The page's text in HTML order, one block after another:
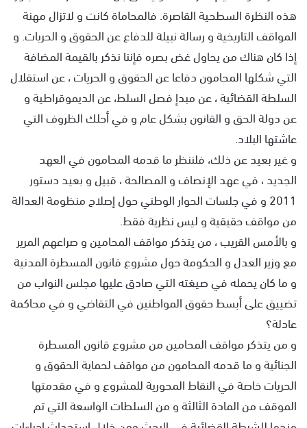
هذه النظرة السطحية القاصرة. فالمحاماة كانت و لاتزال مهنة
المواقف التاريخية و رسالة نبيلة للدفاع عن الحقوق و الحريات. و
إذا كان هناك من يحاول غض بصره فإننا نذكر بالقيمة المضافة
التي شكلها المحامون دفاعا عن الحقوق و الحريات ، عن استقلال
السلطة القضائية ، عن مبدإ فصل السلط، عن الديموقراطية و
عن دولة الحق و القانون بشكل عام و في أحلك الظروف التي
عاشتها البلاد.
و غير بعيد عن ذلك، فلننظر ما قدمه المحامون في العهد
الجديد ، في عهد الإنصاف و المصالحة ، قبيل و بعيد دستور
2011 و في جلسات الحوار الوطني حول إصلاح منظومة العدالة
من مواقف حقيقية و ليس نظرية فقط.
و بالأمس القريب ، من يتذكر مواقف المحامين و صراعهم المرير
مع وزير العدل و الحكومة حول مشروع قانون المسطرة المدنية
و ما كان يحمله في صيغته التي صادق عليها مجلس النواب من
تضييق على أبسط حقوق المواطنين في التقاضي و في محاكمة
عادلة؟
و من يتذكر مواقف المحامين من مشروع قانون المسطرة
الجنائية و ما قدمه المحامون من مواقف لحماية الحقوق و
الحريات خاصة في النقاط المحورية للمشروع و في مقدمتها
الموقف من المادة الثالثة و من السلطات الواسعة التي تم